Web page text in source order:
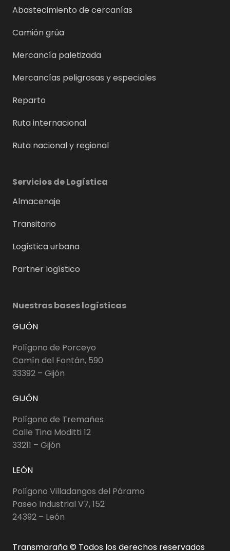
Abastecimiento de cercanías
Camión grúa
Mercancía paletizada
Mercancías peligrosas y especiales
Reparto
Ruta internacional
Ruta nacional y regional
Servicios de Logística
Almacenaje
Transitario
Logística urbana
Partner logístico
Nuestras bases logísticas
GIJÓN
Polígono de Porceyo
Camín del Fontán, 590
33392 – Gijón
GIJÓN
Polígono de Tremañes
Calle Tina Moditti 12
33211 – Gijón
LEÓN
Polígono Villadangos del Páramo
Paseo Industrial V7, 152
24392 – León
Transmaraña © Todos los derechos reservados